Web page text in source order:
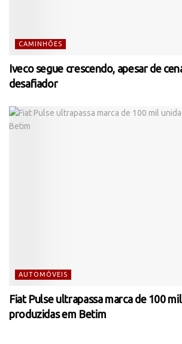
CAMINHÕES
Iveco segue crescendo, apesar de
desafiador
AUTOMÓVEIS
Fiat Pulse ultrapassa marca de 100
produzidas em Betim